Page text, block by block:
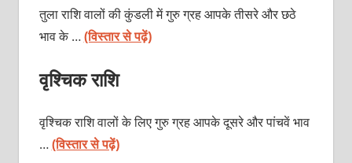
तुला राशि वालों की कुंडली में गुरु ग्रह आपके तीसरे और छठे
भाव के …(विस्तार से पढ़ें)
वृश्चिक राशि
वृश्चिक राशि वालों के लिए गुरु ग्रह आपके दूसरे और पांचवें भाव
…(विस्तार से पढ़ें)